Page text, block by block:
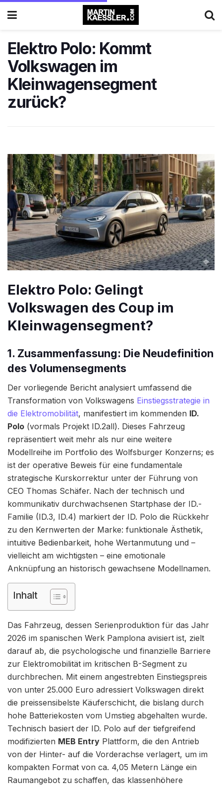
Elektro Polo: Kommt
Volkswagen im
Kleinwagensegment
zurück?
Elektro Polo: Gelingt
Volkswagen des Coup im
Kleinwagensegment?
1. Zusammenfassung: Die Neudefinition
des Volumensegments
Der vorliegende Bericht analysiert umfassend die
Transformation von Volkswagens Einstiegsstrategie in
die Elektromobilität, manifestiert im kommenden ID.
Polo (vormals Projekt ID.2all). Dieses Fahrzeug
repräsentiert weit mehr als nur eine weitere
Modellreihe im Portfolio des Wolfsburger Konzerns; es
ist der operative Beweis für eine fundamentale
strategische Kurskorrektur unter der Führung von
CEO Thomas Schäfer. Nach der technisch und
kommunikativ durchwachsenen Startphase der ID.-
Familie (ID.3, ID.4) markiert der ID. Polo die Rückkehr
zu den Kernwerten der Marke: funktionale Ästhetik,
intuitive Bedienbarkeit, hohe Wertanmutung und –
vielleicht am wichtigsten – eine emotionale
Anknüpfung an historisch gewachsene Modellnamen.
Inhalt
Das Fahrzeug, dessen Serienproduktion für das Jahr
2026 im spanischen Werk Pamplona avisiert ist, zielt
darauf ab, die psychologische und finanzielle Barriere
zur Elektromobilität im kritischen B-Segment zu
durchbrechen. Mit einem angestrebten Einstiegspreis
von unter 25.000 Euro adressiert Volkswagen direkt
die preissensibelste Käuferschicht, die bislang durch
hohe Batteriekosten vom Umstieg abgehalten wurde.
Technisch basiert der ID. Polo auf der tiefgreifend
modifizierten MEB Entry Plattform, die den Antrieb
von der Hinter- auf die Vorderachse verlagert, um im
kompakten Format von ca. 4,05 Metern Länge ein
Raumangebot zu schaffen, das klassenhöhere